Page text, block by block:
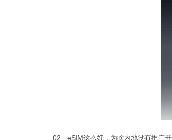
02、eSIM这么好，为啥内地没有推广开